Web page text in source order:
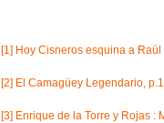
[1] Hoy Cisneros esquina a Raúl
[2] El Camagüey Legendario,
[3] Enrique de la Torre y Rojas :